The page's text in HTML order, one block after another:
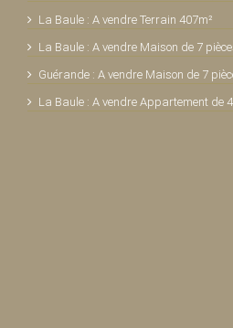
La Baule : A vendre Terrain 407m²
La Baule : A vendre Maison de 7
Guérande : A vendre Maison de 7
La Baule : A vendre Appartement de